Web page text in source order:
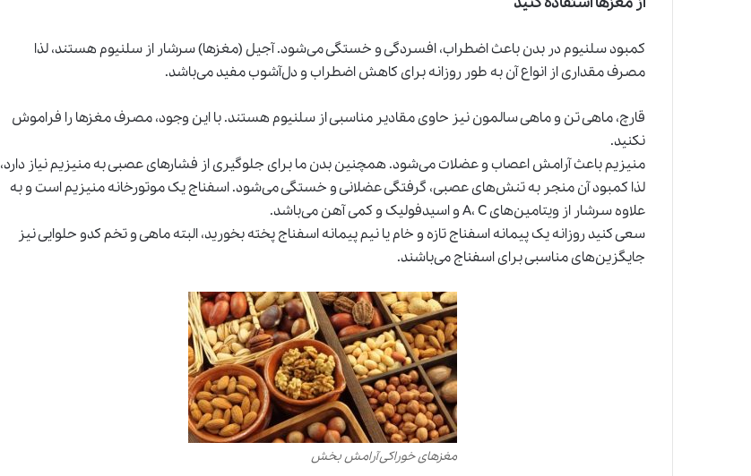
کمبود سلنیوم در بدن باعث اضطراب، افسردگی و خستگی می‌شود. آجیل (مغزها) سرشار از سلنیوم هستند، لذا
مصرف مقداری از انواع آن به طور روزانه برای کاهش اضطراب و دل‌آشوب مفید می‌باشد.
قارچ، ماهی تن و ماهی سالمون نیز حاوی مقادیر مناسبی از سلنیوم هستند. با این وجود، مصرف مغزها را فراموش
نکنید.
منیزیم باعث آرامش اعصاب و عضلات می‌شود. همچنین بدن ما برای جلوگیری از فشارهای عصبی به منیزیم نیاز دارد،
لذا کمبود آن منجر به تنش‌های عصبی، گرفتگی عضلانی و خستگی می‌شود. اسفناج یک موتورخانه منیزیم است و به
علاوه سرشار از ویتامین‌های A، C و اسیدفولیک و کمی آهن می‌باشد.
سعی کنید روزانه یک پیمانه اسفناج تازه و خام یا نیم پیمانه اسفناج پخته بخورید،البته ماهی و تخم کدو حلوایی نیز
جایگزین‌های مناسبی برای اسفناج می‌باشند.
مغزهای خوراکی آرامش بخش